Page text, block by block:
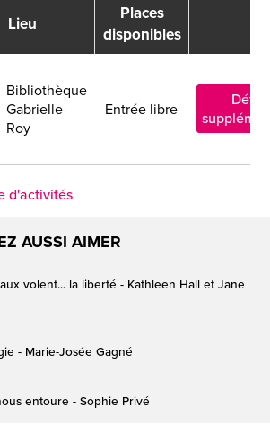
Lieu
Places
disponibles
Bibliothèque
Gabrielle-
Roy
Entrée libre
d'activités
AUSSI AIMER
volent... la liberté - Kathleen Hall et Jane
- Marie-Josée Gagné
entoure - Sophie Privé